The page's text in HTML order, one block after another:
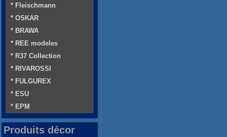
* Fleischmann
* OSKAR
* BRAWA
* REE modeles
* R37 Collection
* RIVAROSSI
* FULGUREX
* ESU
* EPM
Produits décor